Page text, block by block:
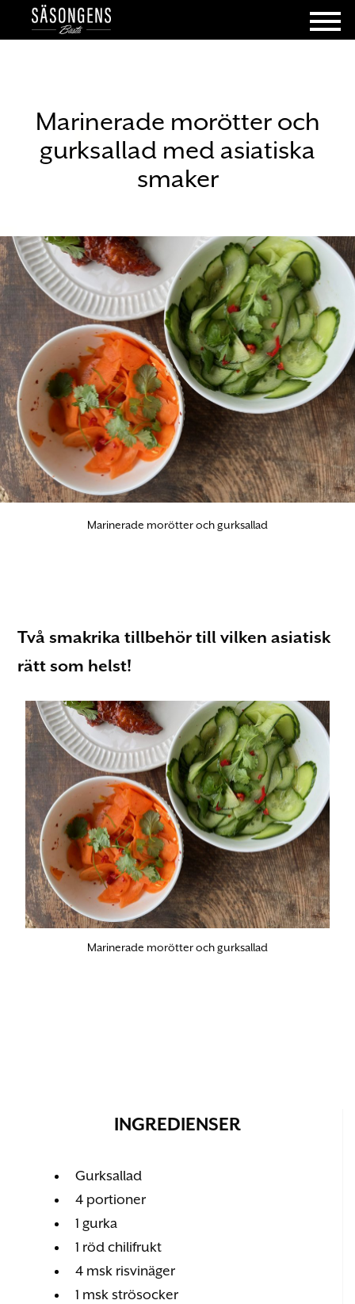
Marinerade morötter och
gurksallad med asiatiska
smaker
Marinerade morötter och gurksallad
Två smakrika tillbehör till vilken asiatisk
rätt som helst!
Marinerade morötter och gurksallad
INGREDIENSER
Gurksallad
4 portioner
1 gurka
1 röd chilifrukt
4 msk risvinäger
1 msk strösocker